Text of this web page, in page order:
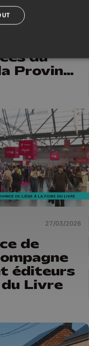
par
du
Province
27/03/2026
de
éditeurs
Livre